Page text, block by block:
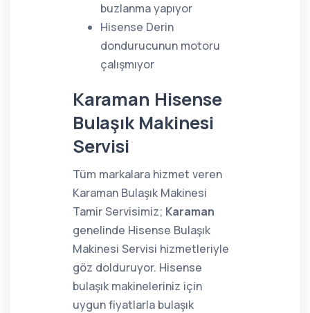
buzlanma yapıyor
Hisense Derin
dondurucunun motoru
çalışmıyor
Karaman Hisense
Bulaşık Makinesi
Servisi
Tüm markalara hizmet veren
Karaman Bulaşık Makinesi
Tamir Servisimiz; Karaman
genelinde Hisense Bulaşık
Makinesi Servisi hizmetleriyle
göz dolduruyor. Hisense
bulaşık makineleriniz için
uygun fiyatlarla bulaşık